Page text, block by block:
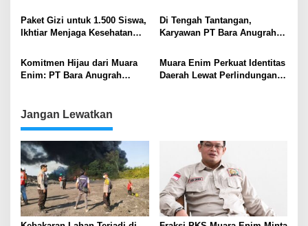
Kompetensi ESDM
Paket Gizi untuk 1.500 Siswa,
Ikhtiar Menjaga Kesehatan
Di Tengah Tantangan,
Karyawan PT Bara Anugrah
Lewat “Never Lose Hope
Run”
Komitmen Hijau dari Muara
Enim: PT Bara Anugrah
Aksi Susur Sungai
Muara Enim Perkuat Identitas
Daerah Lewat Perlindungan
Jangan Lewatkan